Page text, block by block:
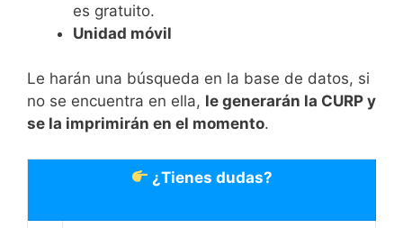
es gratuito.
Unidad móvil
Le harán una búsqueda en la base de datos, si
no se encuentra en ella, le generarán la CURP y
se la imprimirán en el momento.
¿Tienes dudas?